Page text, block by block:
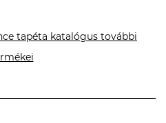
tapéta katalógus további